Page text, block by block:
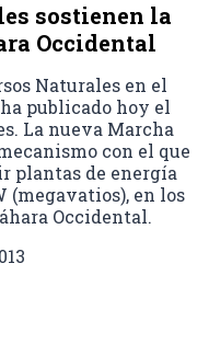
sostienen la
Occidental
Naturales en el
publicado hoy el
La nueva Marcha
con el que
plantas de energía
(megavatios), en los
Occidental.